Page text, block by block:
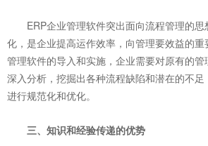
ERP企业管理软件突出面向流程管理的思
化，是企业提高运作效率，向管理要效益的
管理软件的导入和实施，企业需要对原有的
深入分析，挖掘出各种流程缺陷和潜在的不
进行规范化和优化。
三、知识和经验传递的优势